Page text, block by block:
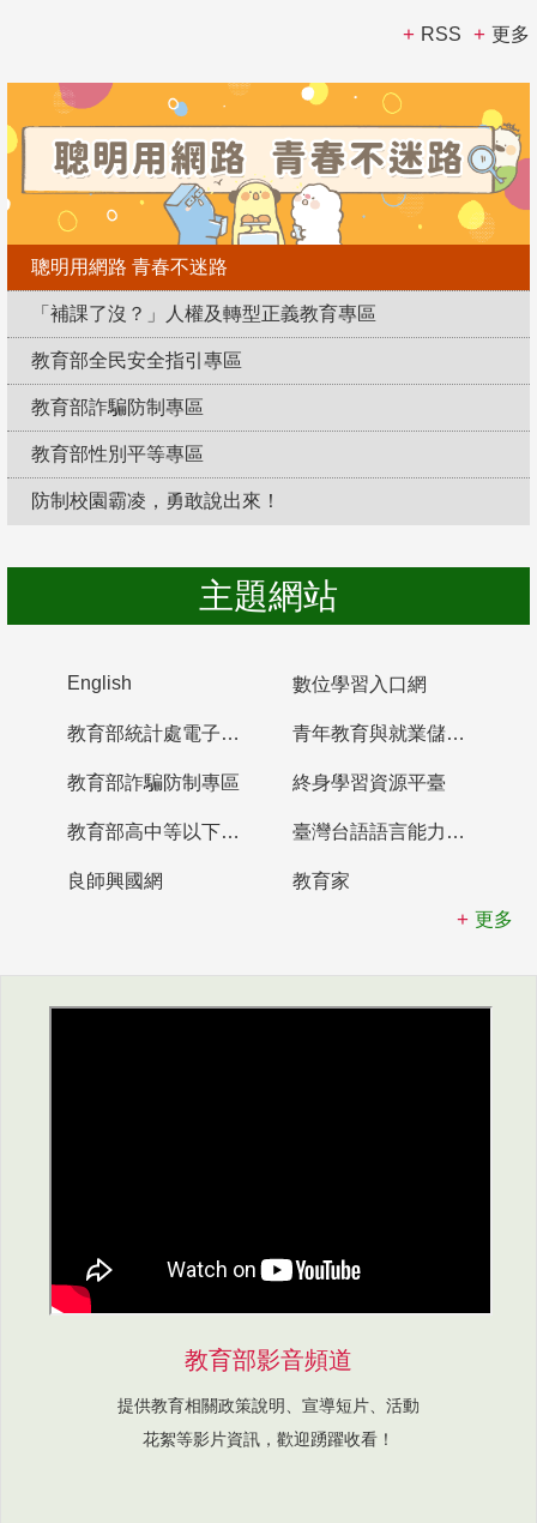
RSS 更多
聰明用網路 青春不迷路
「補課了沒？」人權及轉型正義教育專區
教育部全民安全指引專區
教育部詐騙防制專區
教育部性別平等專區
防制校園霸凌，勇敢說出來！
主題網站
English 數位學習入口網
教育部統計處電子書櫃 青年教育與就業儲蓄帳戶
教育部詐騙防制專區 終身學習資源平臺
教育部高中等以下學校及幼兒園教師資格檢定考試 臺灣台語語言能力認證網站
良師興國網
教育家
更多
教育部影音頻道
提供教育相關政策說明、宣導短片、活動
花絮等影片資訊，歡迎踴躍收看！